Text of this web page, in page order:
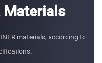
Materials
materials, according to